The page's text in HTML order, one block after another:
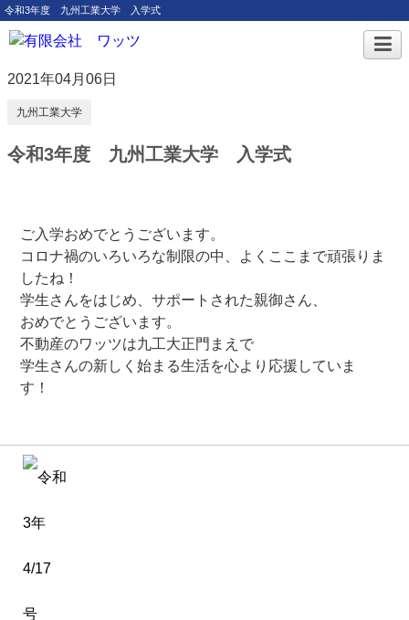
令和3年度 九州工業大学 入学式
2021年04月06日
九州工業大学
令和3年度 九州工業大学 入学式
ご入学おめでとうございます。
コロナ禍のいろいろな制限の中、よくここまで頑張りま
したね！
学生さんをはじめ、サポートされた親御さん、
おめでとうございます。
不動産のワッツは九工大正門まえで
学生さんの新しく始まる生活を心より応援していま
す！